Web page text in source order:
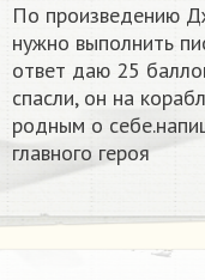
По произведению
нужно выполнить
ответ даю 25
спасли, он на
родным о
главного героя